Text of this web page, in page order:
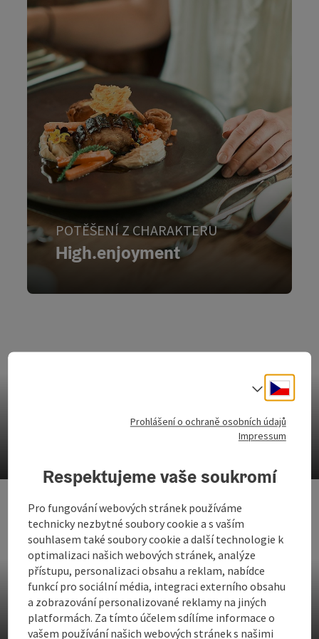
POTĚŠENÍ Z CHARAKTERU
High.enjoyment
POTĚŠENÍ Z CHARAKTERU
High.enjoyment
Mühlviertler Hoch.Genuss
spojuje kvalitu, regionálnost a poctivý příslib:
Vychutnejte si to s charakterem.
High.enjoyment
Bylinkový koutek
Cesky
Volba
Prohlášení o ochraně osobních údajů
Impressum
Respektujeme vaše soukromí
Pro fungování webových stránek používáme
technicky nezbytné soubory cookie a s vaším
souhlasem také soubory cookie a další technologie k
optimalizaci našich webových stránek, analýze
přístupu, personalizaci obsahu a reklam, nabídce
funkcí pro sociální média, integraci externího obsahu
a zobrazování personalizované reklamy na jiných
platformách. Za tímto účelem sdílíme informace o
vašem používání našich webových stránek s našimi